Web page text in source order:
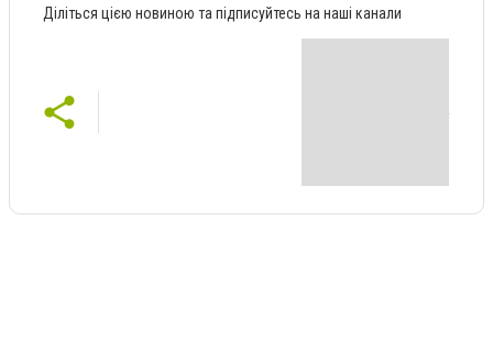
Діліться цією новиною та підписуйтесь на наші канали